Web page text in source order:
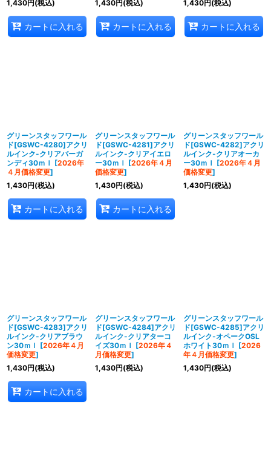
1,430円 (税込)
カートに入れる
1,430円 (税込)
カートに入れる
1,430円 (税込)
カートに入れる
グリーンスタッフワール
ド[GSWC-4280]アクリ
ルインク-クリアバーガ
ンディ30ｍｌ [2026年
４月価格変更]
1,430円(税込)
カートに入れる
グリーンスタッフワール
ド[GSWC-4281]アクリ
ルインク-クリアイエロ
ー30ｍｌ [2026年４月
価格変更]
1,430円(税込)
カートに入れる
グリーンスタッフワール
ド[GSWC-4282]アクリ
ルインク-クリアオーカ
ー30ｍｌ [2026年４月
価格変更]
1,430円(税込)
グリーンスタッフワール
ド[GSWC-4283]アクリ
ルインク-クリアブラウ
ン30ｍｌ [2026年４月
価格変更]
1,430円(税込)
カートに入れる
グリーンスタッフワール
ド[GSWC-4284]アクリ
ルインク-クリアターコ
イズ30ｍｌ [2026年４
月価格変更]
1,430円(税込)
グリーンスタッフワール
ド[GSWC-4285]アクリ
ルインク-オペークOSL
ホワイト30ｍｌ [2026
年４月価格変更]
1,430円(税込)